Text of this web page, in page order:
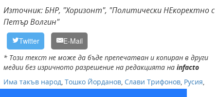
Източник: БНР, "Хоризонт", "Политически НЕкоректно с
Петър Волгин"
Twitter E-Mail
* Този текст не може да бъде препечатван и копиран в други
медии без изричното разрешение на редакцията на infacto
Има такъв народ, Тошко Йорданов, Слави Трифонов, Русия,
Христо Иванов,САЩ